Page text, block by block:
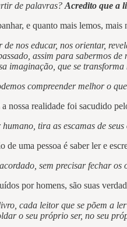
de palavras? Acredito que a
e quanto mais lemos,
nos educar, nos orientar,
assim para sabermos
imaginação, que se
compreender melhor o
nossa realidade foi sacudido
tira as escamas de
de uma pessoa é saber ler e
sem precisar fechar os
por homens, são suas
cada leitor que se põem a
o seu próprio ser, no seu